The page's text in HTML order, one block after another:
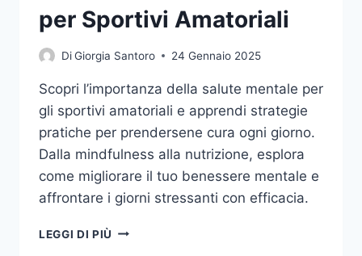
per Sportivi Amatoriali
DiGiorgia Santoro 24 Gennaio 2025
Scopri l’importanza della salute mentale per
gli sportivi amatoriali e apprendi strategie
pratiche per prendersene cura ogni giorno.
Dalla mindfulness alla nutrizione, esplora
come migliorare il tuo benessere mentale e
affrontare i giorni stressanti con efficacia.
LEGGI DI PIÙ PRENDERSI